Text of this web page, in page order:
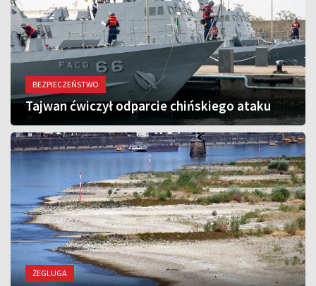
BEZPIECZEŃSTWO
Tajwan ćwiczył odparcie chińskiego ataku
ŻEGLUGA